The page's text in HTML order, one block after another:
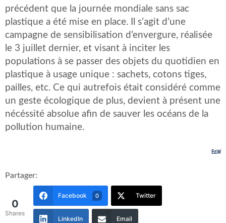
précédent que la journée mondiale sans sac
plastique a été mise en place. Il s’agit d’une
campagne de sensibilisation d’envergure, réalisée
le 3 juillet dernier, et visant à inciter les
populations à se passer des objets du quotidien en
plastique à usage unique : sachets, cotons tiges,
pailles, etc. Ce qui autrefois était considéré comme
un geste écologique de plus, devient à présent une
nécéssité absolue afin de sauver les océans de la
pollution humaine.
Ed.W
Partager:
0
Shares
Facebook 0 Twitter
LinkedIn Email